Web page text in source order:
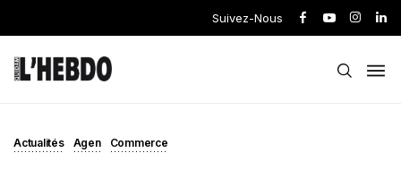
Suivez-Nous
Actualités Agen Commerce